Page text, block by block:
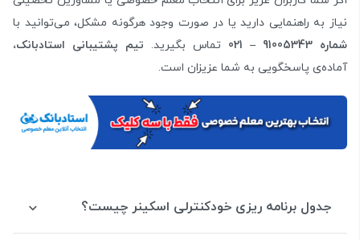
نیاز به راهنمایی دارید یا در صورت وجود هرگونه مشکل، می‌توانید با
شماره 91005343 – 021
تماس بگیرید. تیم پشتیبانی استادبانک،
آماده‌ی پاسخگویی به شما عزیزان است.
جدول برنامه ریزی خودکنترلی اسکینر چیست؟